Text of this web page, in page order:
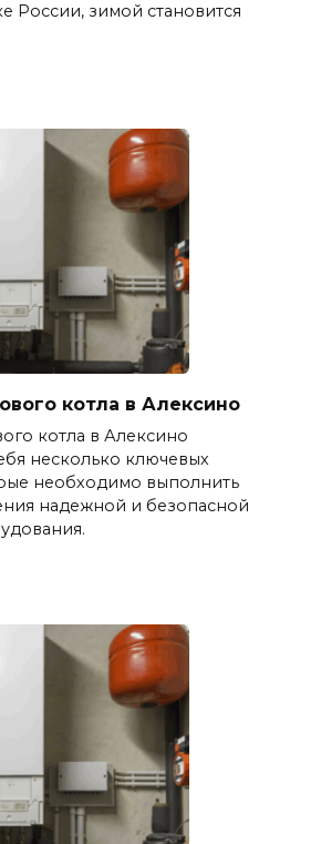
России, зимой становится
котла в Алексино
котла в Алексино
несколько ключевых
необходимо выполнить
надежной и безопасной